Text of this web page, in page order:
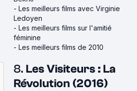
- Les meilleurs films avec Virginie
Ledoyen
- Les meilleurs films sur l'amitié
féminine
- Les meilleurs films de 2010
8. Les Visiteurs : La
Révolution (2016)